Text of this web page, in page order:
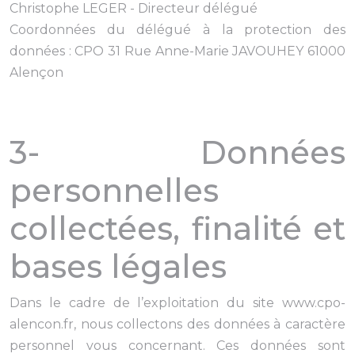
Christophe LEGER - Directeur délégué
Coordonnées du délégué à la protection des
données : CPO 31 Rue Anne-Marie JAVOUHEY 61000
Alençon
3- Données
personnelles
collectées, finalité et
bases légales
Dans le cadre de l’exploitation du site www.cpo-
alencon.fr, nous collectons des données à caractère
personnel vous concernant. Ces données sont